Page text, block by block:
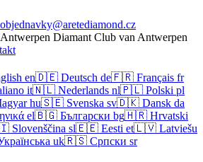
objednavky@aretediamond.cz
Diamant Club van Antwerpen
en🇩🇪 Deutsch de🇫🇷 Français fr
it🇳🇱 Nederlands nl🇵🇱 Polski pl
hu🇸🇪 Svenska sv🇩🇰 Dansk da
el🇧🇬 Български bg🇭🇷 Hrvatski
Slovenščina sl🇪🇪 Eesti et🇱🇻 Latviešu
uk🇷🇸 Српски sr